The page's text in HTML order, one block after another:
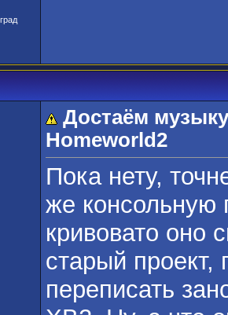
Достаём
Homeworld2
Пока нету,
же консольную
кривовато оно
старый
переписать